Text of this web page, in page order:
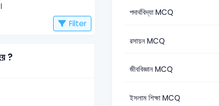
Filter
?
পদার্থবিদ্যা MCQ
রসায়ন MCQ
জীববিজ্ঞান MCQ
ইসলাম শিক্ষা MCQ